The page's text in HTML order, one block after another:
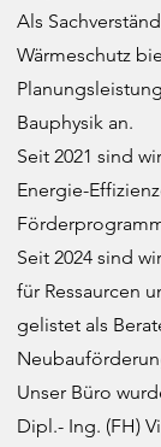
Als
Wärmeschutz
Bauphysik an.
Seit 2021 sind
Energie-
Seit 2024 sind
für Ressaurcen
gelistet als
Unser Büro
Dipl.- Ing. (FH)